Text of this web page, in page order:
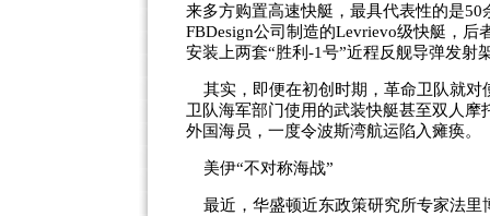
来多方购置高速快艇，最具代表性的是
FBDesign公司制造的Levrievo级快艇，
安装上两套“胜利-1号”近程反舰导弹发射
其实，即便在初创时期，革命卫队就对
卫队海军部门使用的武装快艇甚至双人
外国海员，一度令波斯湾航运陷入瘫痪。
美伊“不对称海战”
最近，华盛顿近东政策研究所专家法里